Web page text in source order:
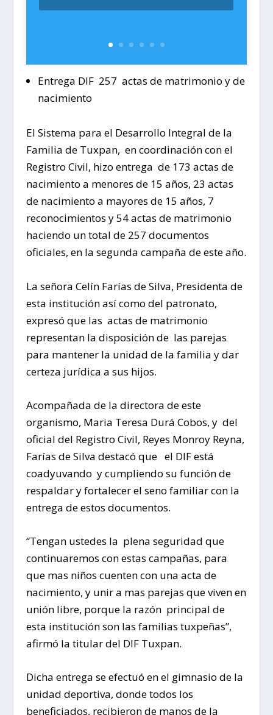
Entrega DIF 257 actas de matrimonio y de
nacimiento
El Sistema para el Desarrollo Integral de la
Familia de Tuxpan, en coordinación con el
Registro Civil, hizo entrega de 173 actas de
nacimiento a menores de 15 años, 23 actas
de nacimiento a mayores de 15 años, 7
reconocimientos y 54 actas de matrimonio
haciendo un total de 257 documentos
oficiales, en la segunda campaña de este año.
La señora Celín Farías de Silva, Presidenta de
esta institución así como del patronato,
expresó que las actas de matrimonio
representan la disposición de las parejas
para mantener la unidad de la familia y dar
certeza jurídica a sus hijos.
Acompañada de la directora de este
organismo, Maria Teresa Durá Cobos, y del
oficial del Registro Civil, Reyes Monroy Reyna,
Farías de Silva destacó que el DIF está
coadyuvando y cumpliendo su función de
respaldar y fortalecer el seno familiar con la
entrega de estos documentos.
“Tengan ustedes la plena seguridad que
continuaremos con estas campañas, para
que mas niños cuenten con una acta de
nacimiento, y unir a mas parejas que viven en
unión libre, porque la razón principal de
esta institución son las familias tuxpeñas”,
afirmó la titular del DIF Tuxpan.
Dicha entrega se efectuó en el gimnasio de la
unidad deportiva, donde todos los
beneficiados, recibieron de manos de la